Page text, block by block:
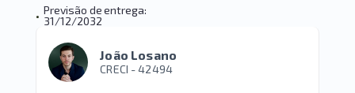
• Previsão de entrega:
31/12/2032
João Losano
CRECI -42494